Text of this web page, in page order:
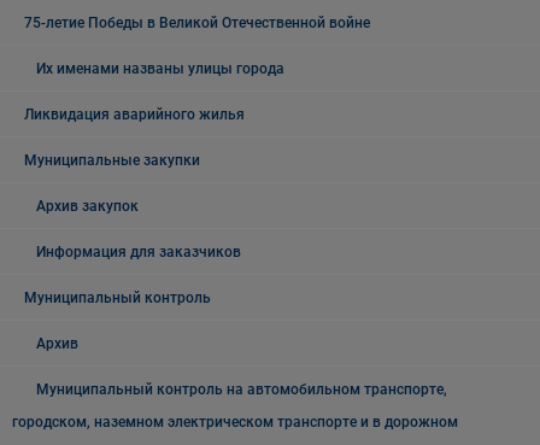
75-летие Победы в Великой Отечественной войне
Их именами названы улицы города
Ликвидация аварийного жилья
Муниципальные закупки
Архив закупок
Информация для заказчиков
Муниципальный контроль
Архив
Муниципальный контроль на автомобильном транспорте,
городском, наземном электрическом транспорте и в дорожном